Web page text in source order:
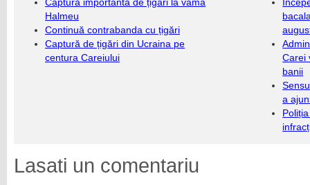
Halmeu
Continuă contrabanda cu țigări
Captură de țigări din Ucraina pe
centura Careiului
Carei
banii
a
Lasati un comentariu